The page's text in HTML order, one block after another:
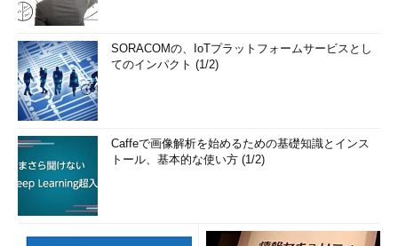
SORACOMの、IoTプラットフォームサービスとし
てのインパクト (1/2)
Caffeで画像解析を始めるための基礎知識とインス
トール、基本的な使い方 (1/2)